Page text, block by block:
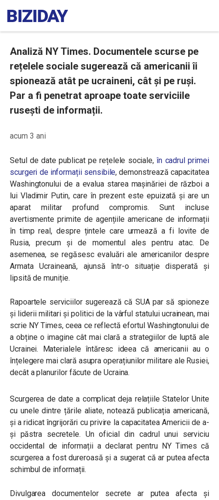
Analiză NY Times. Documentele scurse pe
rețelele sociale sugerează că americanii îi
spionează atât pe ucraineni, cât și pe ruși.
Par a fi penetrat aproape toate serviciile
rusești de informații.
acum 3 ani
Setul de date publicat pe rețelele sociale,în cadrul primei
scurgeri de informații sensibile, demonstrează capacitatea
Washingtonului de a evalua starea mașinăriei de război a
lui Vladimir Putin, care în prezent este epuizată și are un
aparat militar profund compromis. Sunt incluse
avertismente primite de agențiile americane de informații
în timp real, despre țintele care urmează a fi lovite de
Rusia, precum și de momentul ales pentru atac. De
asemenea, se regăsesc evaluări ale americanilor despre
Armata Ucraineană, ajunsă într-o situație disperată și
lipsită de muniție.
Rapoartele serviciilor sugerează că SUA par să spioneze
și liderii militari și politici de la vârful statului ucrainean, mai
scrie NY Times, ceea ce reflectă efortul Washingtonului de
a obține o imagine cât mai clară a strategiilor de luptă ale
Ucrainei. Materialele întăresc ideea că americanii au o
înțelegere mai clară asupra operațiunilor militare ale Rusiei,
decât a planurilor făcute de Ucraina.
Scurgerea de date a complicat deja relațiile Statelor Unite
cu unele dintre țările aliate, notează publicația americană,
și a ridicat îngrijorări cu privire la capacitatea Americii de a-
și păstra secretele. Un oficial din cadrul unui serviciu
occidental de informații a declarat pentru NY Times că
scurgerea a fost dureroasă și a sugerat că ar putea afecta
schimbul de informații.
Divulgarea documentelor secrete ar putea afecta și